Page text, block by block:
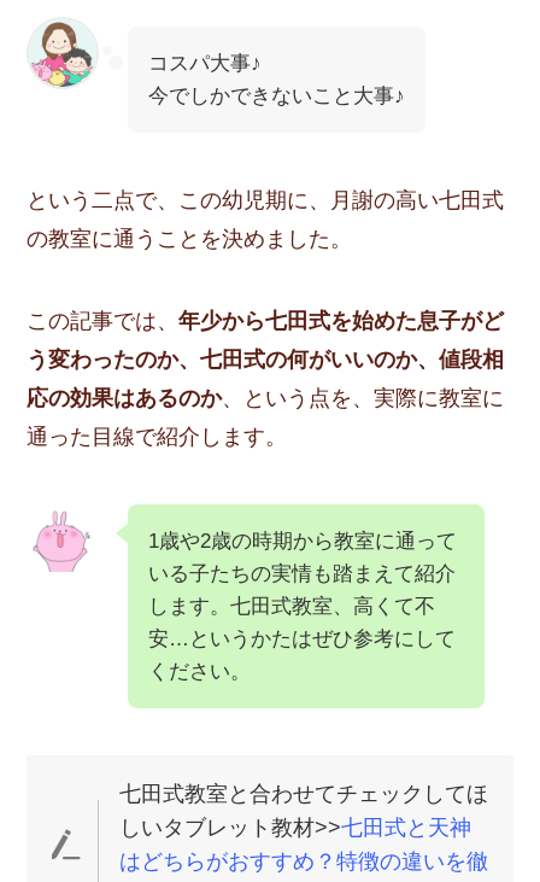
コスパ大事♪
今でしかできないこと大事♪
という二点で、この幼児期に、月謝の高い七田式
の教室に通うことを決めました。
この記事では、年少から七田式を始めた息子がど
う変わったのか、七田式の何がいいのか、値段相
応の効果はあるのか、という点を、実際に教室に
通った目線で紹介します。
1歳や2歳の時期から教室に通って
いる子たちの実情も踏まえて紹介
します。七田式教室、高くて不
安…というかたはぜひ参考にして
ください。
七田式教室と合わせてチェックしてほ
しいタブレット教材>>七田式と天神
はどちらがおすすめ？特徴の違いを徹